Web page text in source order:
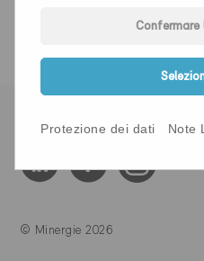
© Minergie 2026
Confermare
Protezione dei dati Note